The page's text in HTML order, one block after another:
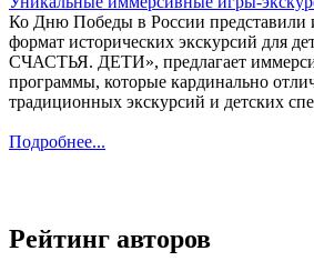
Ко Дню Победы в России представили
формат исторических экскурсий для
СЧАСТЬЯ. ДЕТИ», предлагает
программы, которые кардинально
традиционных экскурсий и детских
Подробнее...
Рейтинг авторов